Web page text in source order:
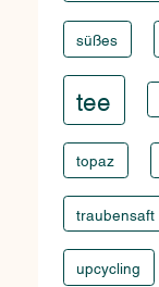
süßes
tee
topaz
traubensaft
upcycling